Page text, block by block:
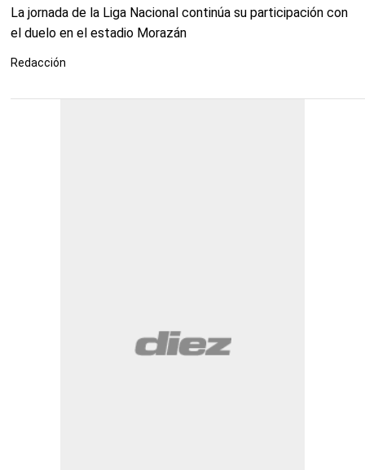
La jornada de la Liga Nacional continúa su participación con
el duelo en el estadio Morazán
Redacción